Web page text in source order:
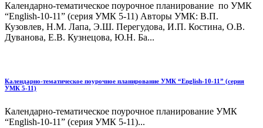
Календарно-тематическое поурочное планирование по УМК
“English-10-11” (серия УМК 5-11) Авторы УМК: В.П.
Кузовлев, Н.М. Лапа, Э.Ш. Перегудова, И.П. Костина, О.В.
Дуванова, Е.В. Кузнецова, Ю.Н. Ба...
Календарно-тематическое поурочное планирование УМК “English-10-11” (серия
УМК 5-11)
Календарно-тематическое поурочное планирование УМК
“English-10-11” (серия УМК 5-11)...